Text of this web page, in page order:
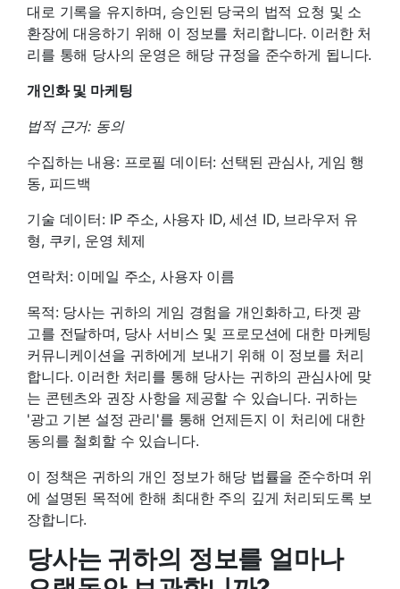
대로 기록을 유지하며, 승인된 당국의 법적 요청 및 소
환장에 대응하기 위해 이 정보를 처리합니다. 이러한 처
리를 통해 당사의 운영은 해당 규정을 준수하게 됩니다.
개인화 및 마케팅
법적 근거: 동의
수집하는 내용: 프로필 데이터: 선택된 관심사, 게임 행
동, 피드백
기술 데이터: IP 주소, 사용자 ID, 세션 ID, 브라우저 유
형, 쿠키, 운영 체제
연락처: 이메일 주소, 사용자 이름
목적: 당사는 귀하의 게임 경험을 개인화하고, 타겟 광
고를 전달하며, 당사 서비스 및 프로모션에 대한 마케팅
커뮤니케이션을 귀하에게 보내기 위해 이 정보를 처리
합니다. 이러한 처리를 통해 당사는 귀하의 관심사에 맞
는 콘텐츠와 권장 사항을 제공할 수 있습니다. 귀하는
'광고 기본 설정 관리'를 통해 언제든지 이 처리에 대한
동의를 철회할 수 있습니다.
이 정책은 귀하의 개인 정보가 해당 법률을 준수하며 위
에 설명된 목적에 한해 최대한 주의 깊게 처리되도록 보
장합니다.
당사는 귀하의 정보를 얼마나